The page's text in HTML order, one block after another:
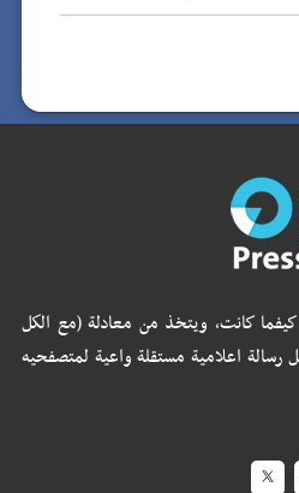
كانت، ويتخذ من معادلة (مع الكل
اعلامية مستقلة واعية لمتصفحيه